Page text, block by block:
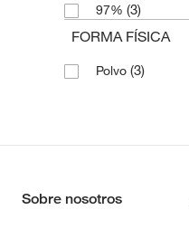
97% (3)
FORMA FÍSICA
Polvo (3)
Sobre nosotros